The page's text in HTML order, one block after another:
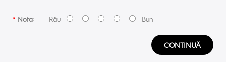
Nota:Rău Bun
CONTINUĂ